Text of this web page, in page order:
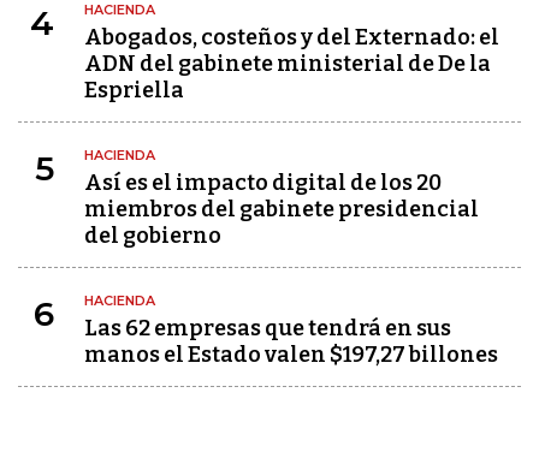
4 HACIENDA
Abogados, costeños y del Externado: el
ADN del gabinete ministerial de De la
Espriella
5 HACIENDA
Así es el impacto digital de los 20
miembros del gabinete presidencial
del gobierno
6 HACIENDA
Las 62 empresas que tendrá en sus
manos el Estado valen $197,27 billones